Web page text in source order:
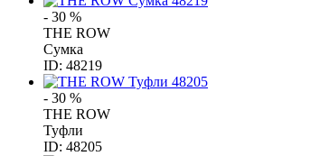
- 30 %
THE ROW
Сумка
ID: 48219
- 30 %
THE ROW
Туфли
ID: 48205